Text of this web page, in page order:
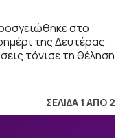
στο
της Δευτέρας
τόνισε τη θέληση
ΣΕΛΙΔΑ 1 ΑΠΟ 2